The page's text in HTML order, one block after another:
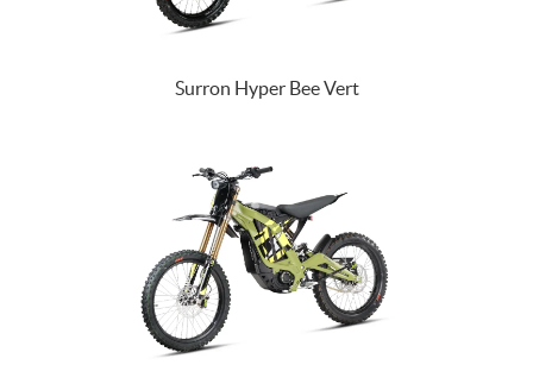
Surron Hyper Bee Vert